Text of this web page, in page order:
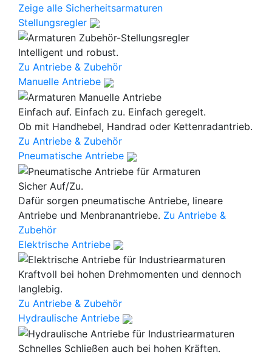
Zeige alle Sicherheitsarmaturen
Stellungsregler
Intelligent und robust.
Zu Antriebe & Zubehör
Manuelle Antriebe
Einfach auf. Einfach zu. Einfach geregelt.
Ob mit Handhebel, Handrad oder Kettenradantrieb.
Zu Antriebe & Zubehör
Pneumatische Antriebe
Sicher Auf/Zu.
Dafür sorgen pneumatische Antriebe, lineare
Antriebe und Menbranantriebe. Zu Antriebe &
Zubehör
Elektrische Antriebe
Kraftvoll bei hohen Drehmomenten und dennoch
langlebig.
Zu Antriebe & Zubehör
Hydraulische Antriebe
Schnelles Schließen auch bei hohen Kräften.